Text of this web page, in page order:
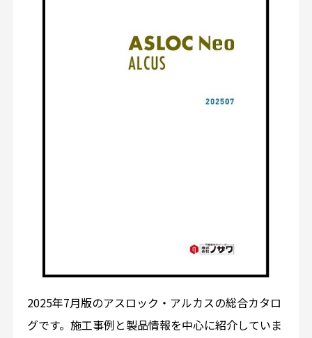
2025年7月版のアスロック・アルカスの総合カタロ
グです。施工事例と製品情報を中心に紹介していま